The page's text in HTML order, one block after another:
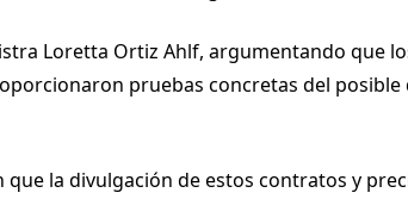
Loretta Ortiz Ahlf, argumentando que
pruebas concretas del
la divulgación de estos contratos y